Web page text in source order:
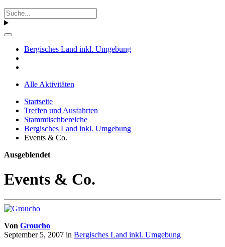
Bergisches Land inkl. Umgebung
Alle Aktivitäten
Startseite
Treffen und Ausfahrten
Stammtischbereiche
Bergisches Land inkl. Umgebung
Events & Co.
Ausgeblendet
Events & Co.
Von Groucho
September 5, 2007 in Bergisches Land inkl. Umgebung